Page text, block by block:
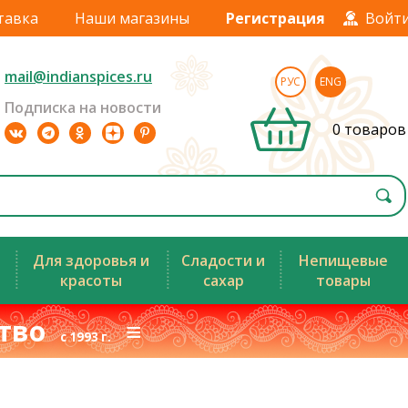
Наши магазины Регистрация
mail@indianspices.ru
Подписка на новости
РУС ENG
0 товаров
Для здоровья и
красоты
Сладости и
сахар
Непищевые
товары
с 1993 г.≡